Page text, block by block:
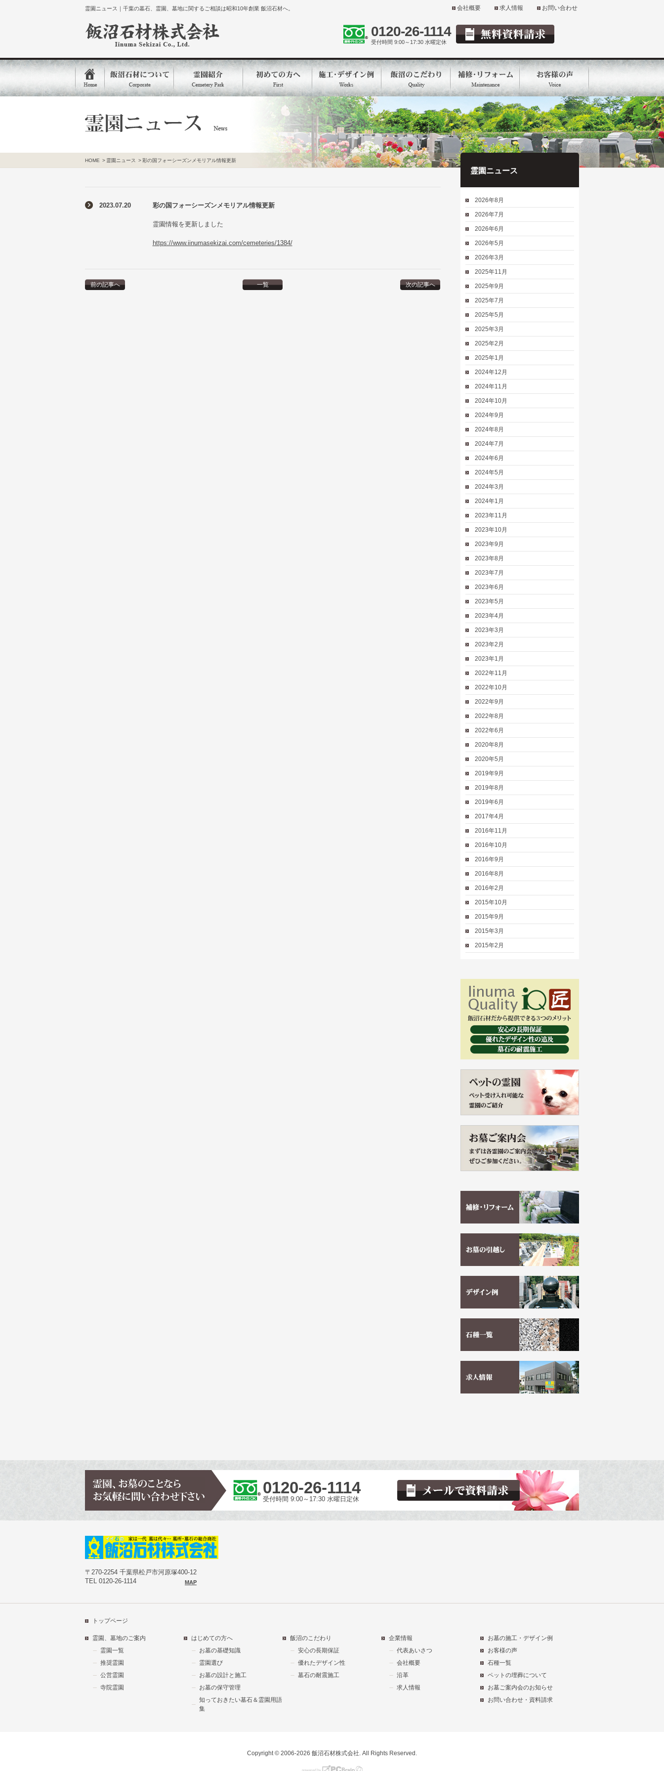
霊園ニュース｜千葉の墓石、霊園、墓地に関するご相談は昭和10年創業 飯沼石材へ。 会社概要 求人情報 お問い合わせ
0120-26-1114
受付時間 9:00～17:30 水曜定休
HOME > 霊園ニュース >彩の国フォーシーズンメモリアル情報更新
2023.07.20 彩の国フォーシーズンメモリアル情報更新
霊園情報を更新しました
https://www.iinumasekizai.com/cemeteries/1384/
前の記事へ 一覧 次の記事へ
霊園ニュース
2026年8月
2026年7月
2026年6月
2026年5月
2026年3月
2025年11月
2025年9月
2025年7月
2025年5月
2025年3月
2025年2月
2025年1月
2024年12月
2024年11月
2024年10月
2024年9月
2024年8月
2024年7月
2024年6月
2024年5月
2024年3月
2024年1月
2023年11月
2023年10月
2023年9月
2023年8月
2023年7月
2023年6月
2023年5月
2023年4月
2023年3月
2023年2月
2023年1月
2022年11月
2022年10月
2022年9月
2022年8月
2022年6月
2020年8月
2020年5月
2019年9月
2019年8月
2019年6月
2017年4月
2016年11月
2016年10月
2016年9月
2016年8月
2016年2月
2015年10月
2015年9月
2015年3月
2015年2月
0120-26-1114
受付時間 9:00～17:30 水曜日定休
〒270-2254 千葉県松戸市河原塚400-12
TEL 0120-26-1114
MAP
トップページ
霊園、墓地のご案内
霊園一覧
推奨霊園
公営霊園
寺院霊園
はじめての方へ
お墓の基礎知識
霊園選び
お墓の設計と施工
お墓の保守管理
知っておきたい墓石＆霊園用語
集
飯沼のこだわり
安心の長期保証
優れたデザイン性
墓石の耐震施工
企業情報
代表あいさつ
会社概要
沿革
求人情報
お墓の施工・デザイン例
お客様の声
石種一覧
ペットの埋葬について
お墓ご案内会のお知らせ
お問い合わせ・資料請求
Copyright © 2006-2026 飯沼石材株式会社. All Rights Reserved.
powered by